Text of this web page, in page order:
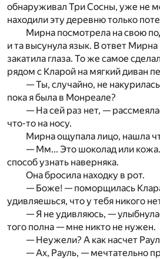
обнаруживал Три Сосны, уже не
находили эту деревню только
Мирна посмотрела на свою
и та высунула язык. В ответ
закатила глаза. То же самое
рядом с Кларой на мягкий диван
— Ты, случайно, не
пока я была в Монреале?
— На сей раз нет, —
что-то на носу.
Мирна ощупала лицо, нашла
— Мм... Это шоколад или кожа.
способ узнать­ наверняка.
Она бросила находку в рот.
— Боже! — поморщилась
удивляешься, что у тебя никого
— Я не удивляюсь, —
того полна — мне никто не нужен.
— Неужели? А как насчет
— Ах, Рауль, — мечтательно